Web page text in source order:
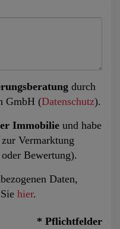
durch
GmbH (Datenschutz).
Immobilie und habe
Vermarktung
Bewertung).
Daten,
hier.
* Pflichtfelder